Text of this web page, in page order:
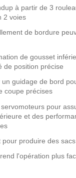
à partir de 3
2 voies
de bordure
de gousset
de position précise
guidage de bord
coupe précises
pour
et des
pour produire des
l'opération plus